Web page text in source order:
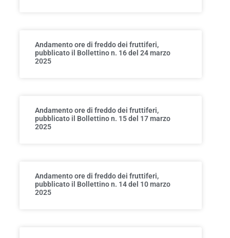
Andamento ore di freddo dei fruttiferi,
pubblicato il Bollettino n. 16 del 24 marzo
2025
Andamento ore di freddo dei fruttiferi,
pubblicato il Bollettino n. 15 del 17 marzo
2025
Andamento ore di freddo dei fruttiferi,
pubblicato il Bollettino n. 14 del 10 marzo
2025